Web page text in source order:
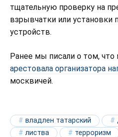
тщательную проверку на
взрывчатки или
устройств.
Ранее мы писали о том, что
арестовала организатора
москвичей.
владлен татарский
листва
терроризм